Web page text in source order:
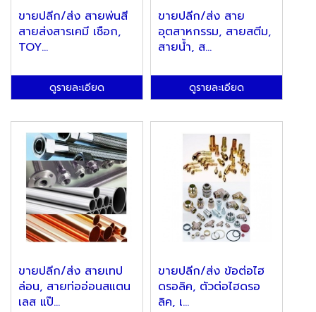
ขายปลีก/ส่ง สายพ่นสี
สายส่งสารเคมี เชือก,
TOY...
ดูรายละเอียด
ขายปลีก/ส่ง สาย
อุตสาหกรรม, สายสตีม,
สายน้ำ, ส...
ดูรายละเอียด
ขายปลีก/ส่ง สายเทป
ล่อน, สายท่ออ่อนสแตน
เลส แป๊...
ขายปลีก/ส่ง ข้อต่อไฮ
ดรอลิค, ตัวต่อไฮดรอ
ลิค, เ...